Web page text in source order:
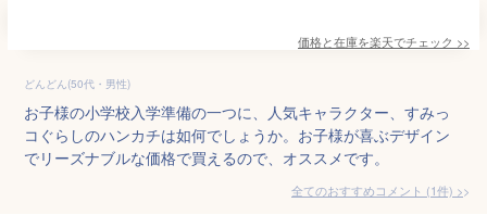
価格と在庫を楽天でチェック >>
どんどん(50代・男性)
お子様の小学校入学準備の一つに、人気キャラクター、すみっ
コぐらしのハンカチは如何でしょうか。お子様が喜ぶデザイン
でリーズナブルな価格で買えるので、オススメです。
全てのおすすめコメント (1件) >